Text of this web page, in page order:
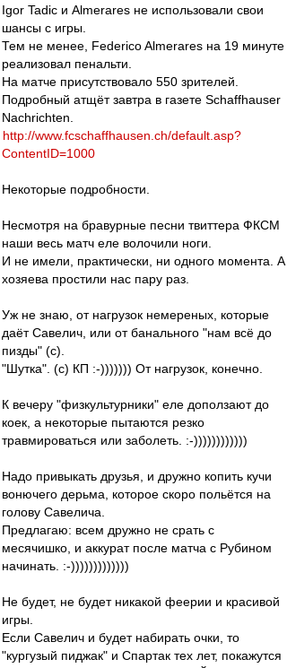
Igor Tadic и Almerares не использовали свои
шансы с игры.
Тем не менее, Federico Almerares на 19 минуте
реализовал пенальти.
На матче присутствовало 550 зрителей.
Подробный атщёт завтра в газете Schaffhauser
Nachrichten.
http://www.fcschaffhausen.ch/default.asp?
ContentID=1000
Некоторые подробности.
Несмотря на бравурные песни твиттера ФКСМ
наши весь матч еле волочили ноги.
И не имели, практически, ни одного момента. А
хозяева простили нас пару раз.
Уж не знаю, от нагрузок немереных, которые
даёт Савелич, или от банального "нам всё до
пизды" (с).
"Шутка". (с) КП :-))))))) От нагрузок, конечно.
К вечеру "физкультурники" еле доползают до
коек, а некоторые пытаются резко
травмироваться или заболеть. :-))))))))))))
Надо привыкать друзья, и дружно копить кучи
вонючего дерьма, которое скоро польётся на
голову Савелича.
Предлагаю: всем дружно не срать с
месячишко, и аккурат после матча с Рубином
начинать. :-)))))))))))))
Не будет, не будет никакой феерии и красивой
игры.
Если Савелич и будет набирать очки, то
"кургузый пиджак" и Спартак тех лет, покажутся